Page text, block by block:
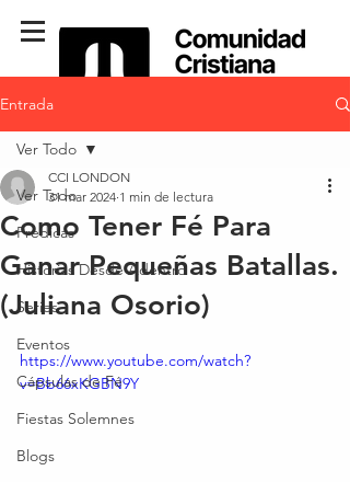
Entrada
Ver Todo
Predicas
Historias Desde Adentro
Series
Eventos
Cápsulas de Fé
Fiestas Solemnes
Blogs
Ver Todo
Como Tener Fé Para
Ganar Pequeñas Batallas.
(Juliana Osorio)
CCI LONDON
31 mar 2024 1 min de lectura
https://www.youtube.com/watch?
v=Bb66xKGBN9Y